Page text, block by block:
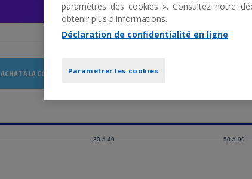
Inclus dans
ACHAT À LA CONNEXION
30 à 49 50 à 99
paramètres des cookies ». Consultez notre
obtenir plus d'informations.
Déclaration de confidentialité en ligne
Paramétrer les cookies